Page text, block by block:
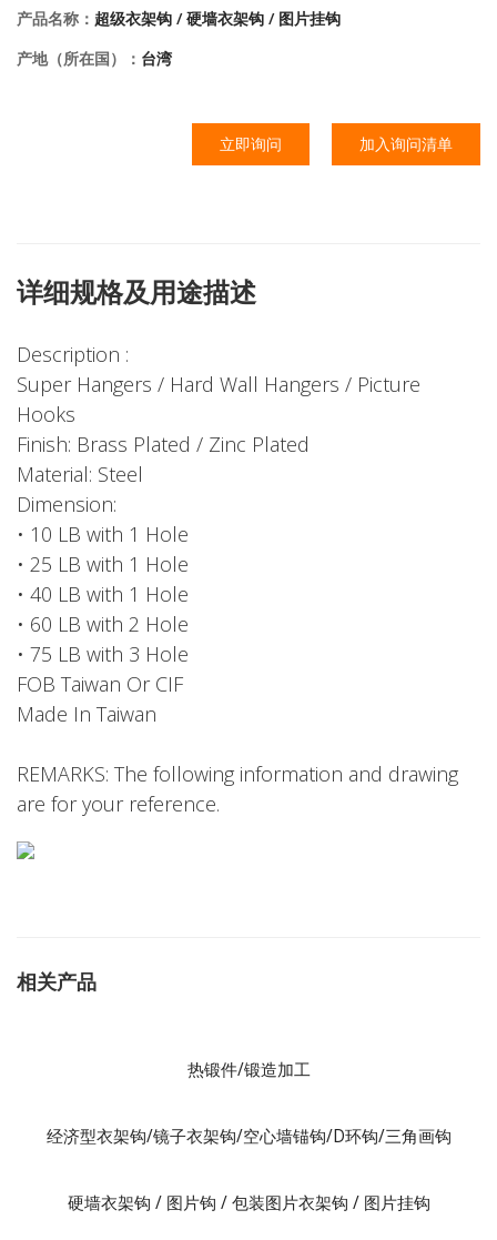
产品名称： 超级衣架钩 / 硬墙衣架钩 / 图片挂钩
产地（所在国）： 台湾
立即询问 加入询问清单
详细规格及用途描述
Description :
Super Hangers / Hard Wall Hangers / Picture
Hooks
Finish: Brass Plated / Zinc Plated
Material: Steel
Dimension:
• 10 LB with 1 Hole
• 25 LB with 1 Hole
• 40 LB with 1 Hole
• 60 LB with 2 Hole
• 75 LB with 3 Hole
FOB Taiwan Or CIF
Made In Taiwan
REMARKS: The following information and drawing
are for your reference.
相关产品
热锻件/锻造加工
经济型衣架钩/镜子衣架钩/空心墙锚钩/D环钩/三角画钩
硬墙衣架钩 / 图片钩 / 包装图片衣架钩 / 图片挂钩